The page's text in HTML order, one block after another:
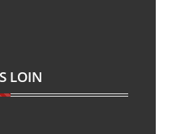
LOIN